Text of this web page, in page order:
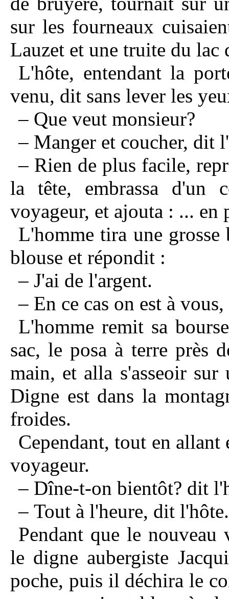
sur les fourneaux
Lauzet et une truite du
L'hôte, entendant la
venu, dit sans lever les
– Que veut monsieur?
– Manger et coucher, dit
– Rien de plus facile,
la tête, embrassa d'un
voyageur, et ajouta : ... en
L'homme tira une grosse
blouse et répondit :
– J'ai de l'argent.
– En ce cas on est à
L'homme remit sa
sac, le posa à terre près
main, et alla s'asseoir sur
Digne est dans la
froides.
Cependant, tout en
voyageur.
– Dîne-t-on bientôt? dit
– Tout à l'heure, dit l'hôte.
Pendant que le
le digne aubergiste
poche, puis il déchira le